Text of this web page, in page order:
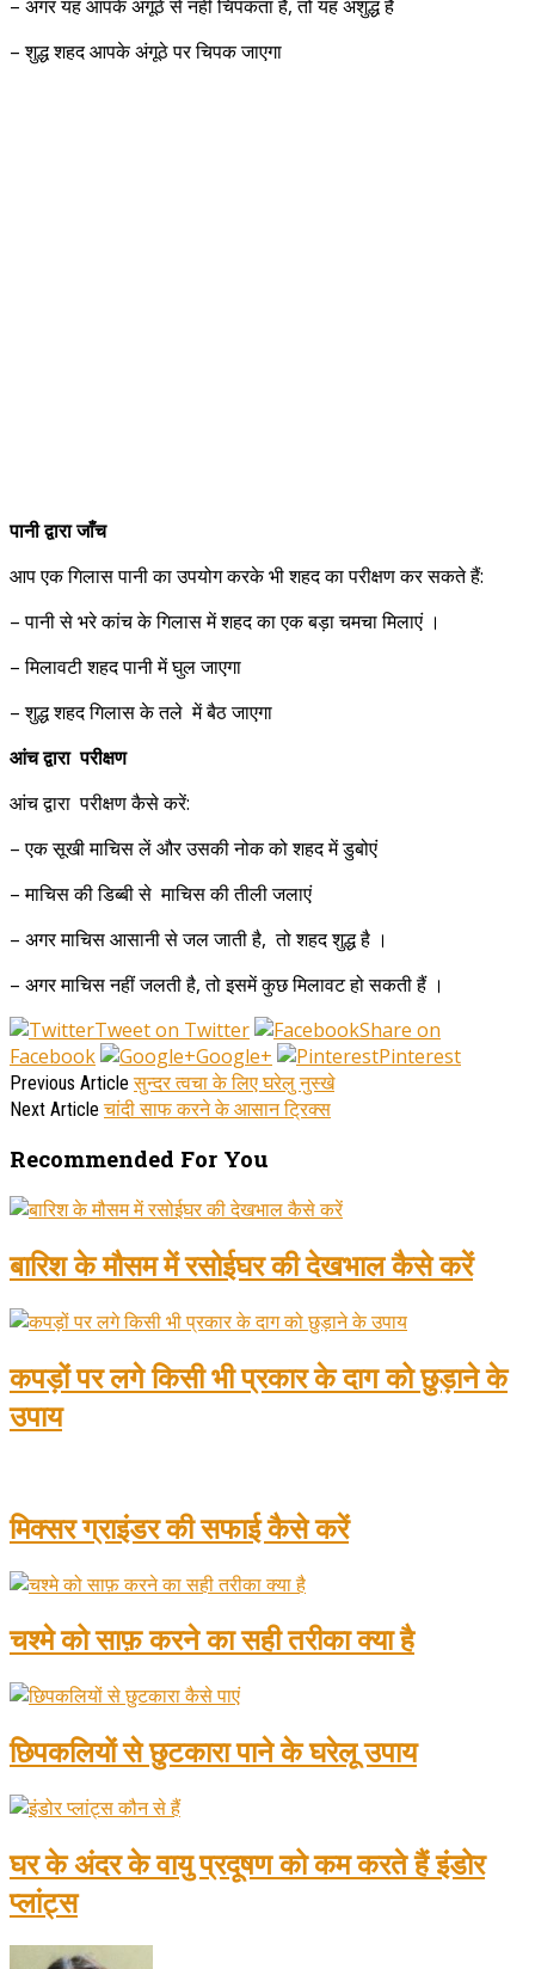
– अगर यह आपके अंगूठे से नहीं चिपकता है, तो यह अशुद्ध है
– शुद्ध शहद आपके अंगूठे पर चिपक जाएगा
पानी द्वारा जाँच
आप एक गिलास पानी का उपयोग करके भी शहद का परीक्षण कर सकते हैं:
– पानी से भरे कांच के गिलास में शहद का एक बड़ा चमचा मिलाएं ।
– मिलावटी शहद पानी में घुल जाएगा
– शुद्ध शहद गिलास के तले में बैठ जाएगा
आंच द्वारा परीक्षण
आंच द्वारा परीक्षण कैसे करें:
– एक सूखी माचिस लें और उसकी नोक को शहद में डुबोएं
– माचिस की डिब्बी से माचिस की तीली जलाएं
– अगर माचिस आसानी से जल जाती है, तो शहद शुद्ध है ।
– अगर माचिस नहीं जलती है, तो इसमें कुछ मिलावट हो सकती हैं ।
Tweet on Twitter
Share on
Facebook
Google+ Pinterest
Previous Article सुन्दर त्वचा के लिए घरेलु नुस्खे
Next Article चांदी साफ करने के आसान ट्रिक्स
Recommended For You
बारिश के मौसम में रसोईघर की देखभाल कैसे करें
कपड़ों पर लगे किसी भी प्रकार के दाग को छुड़ाने के
उपाय
मिक्सर ग्राइंडर की सफाई कैसे करें
चश्मे को साफ़ करने का सही तरीका क्या है
छिपकलियों से छुटकारा पाने के घरेलू उपाय
घर के अंदर के वायु प्रदूषण को कम करते हैं इंडोर
प्लांट्स